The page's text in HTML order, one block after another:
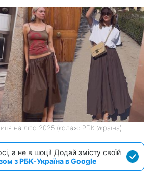
на літо 2025 (колаж: РБК-Україна)
а не в шоці! Додай змісту своїй
з РБК-Україна в Google